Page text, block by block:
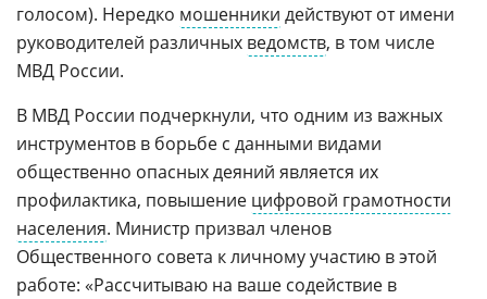
голосом). Нередко мошенники действуют от имени
руководителей различных ведомств, в том числе
МВД России.
В МВД России подчеркнули, что одним из важных
инструментов в борьбе с данными видами
общественно опасных деяний является их
профилактика, повышение цифровой грамотности
населения. Министр призвал членов
Общественного совета к личному участию в этой
работе: «Рассчитываю на ваше содействие в